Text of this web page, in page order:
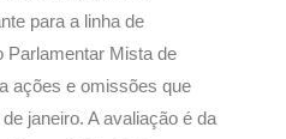
para a linha de
Parlamentar Mista de
ações e omissões que
janeiro. A avaliação é da